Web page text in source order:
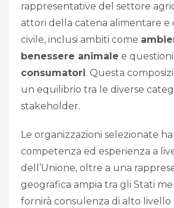
rappresentative del settore
attori della catena alimentare e
civile, inclusi ambiti come
benessere animale e
consumatori. Questa
un equilibrio tra le diverse
stakeholder.
Le organizzazioni selezionate
competenza ed esperienza a
dell’Unione, oltre a una
geografica ampia tra gli Stati
fornirà consulenza di alto livello